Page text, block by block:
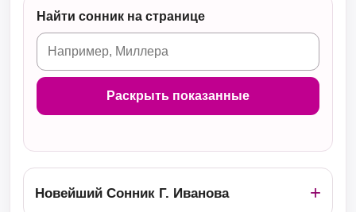
Найти сонник на странице
Раскрыть показанные
Новейший Сонник Г. Иванова